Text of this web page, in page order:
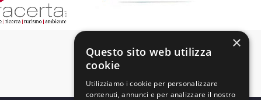
×
Questo sito web utilizza
cookie
Utilizziamo i cookie per personalizzare
contenuti, annunci e per analizzare il nostro